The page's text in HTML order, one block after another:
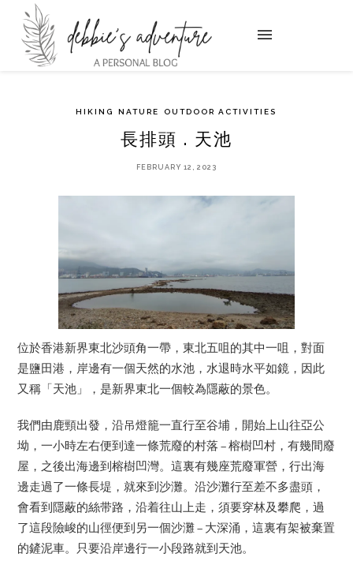
HIKING NATURE OUTDOOR ACTIVITIES
長排頭 . 天池
FEBRUARY 12, 2023
位於香港新界東北沙頭角一帶，東北五咀的其中一咀，對面
是鹽田港，岸邊有一個天然的水池，水退時水平如鏡，因此
又稱「天池」，是新界東北一個較為隱蔽的景色。
我們由鹿頸出發，沿吊燈籠一直行至谷埔，開始上山往亞公
坳，一小時左右便到達一條荒廢的村落 – 榕樹凹村，有幾間廢
屋，之後出海邊到榕樹凹灣。這裏有幾座荒廢軍營，行出海
邊走過了一條長堤，就來到沙灘。沿沙灘行至差不多盡頭，
會看到隱蔽的絲带路，沿着往山上走，須要穿林及攀爬，過
了這段險峻的山徑便到另一個沙灘 – 大深涌，這裏有架被棄置
的鏟泥車。只要沿岸邊行一小段路就到天池。